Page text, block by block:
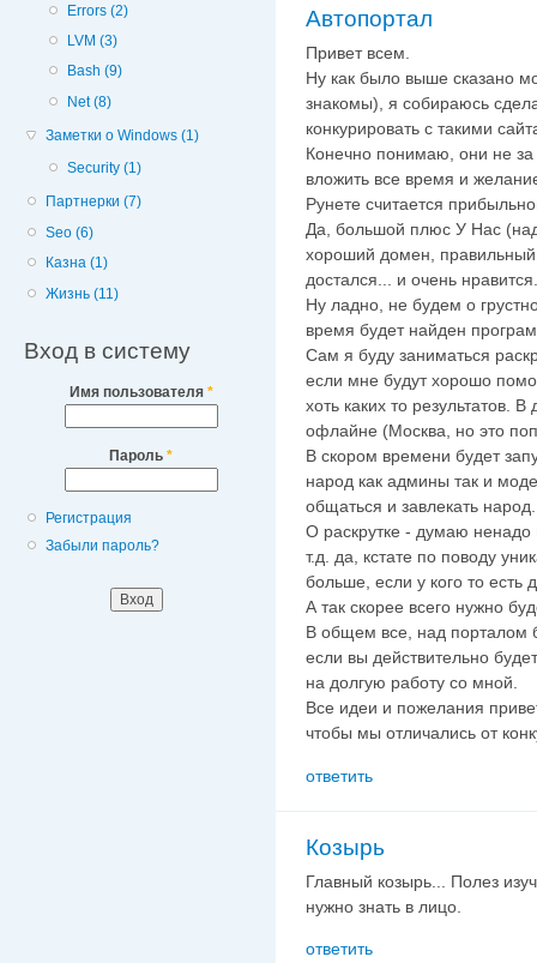
Errors (2)
LVM (3)
Bash (9)
Net (8)
Заметки о Windows (1)
Security (1)
Партнерки (7)
Seo (6)
Казна (1)
Жизнь (11)
Вход в систему
Имя пользователя *
Пароль *
Регистрация
Забыли пароль?
Автопортал
Привет всем.
Ну как было выше сказано
знакомы), я собираюсь
конкурировать с такими
Конечно понимаю, они не
вложить все время и
Рунете считается
Да, большой плюс У Нас
хороший домен, правильный
достался... и очень
Ну ладно, не будем о
время будет найден
Сам я буду заниматься
если мне будут хорошо
хоть каких то результатов.
офлайне (Москва, но это
В скором времени будет
народ как админы так и
общаться и завлекать народ.
О раскрутке - думаю ненадо
т.д. да, кстате по поводу
больше, если у кого то есть
А так скорее всего нужно
В общем все, над порталом
если вы действительно
на долгую работу со мной.
Все идеи и пожелания
чтобы мы отличались от
ответить
Козырь
Главный козырь... Полез
нужно знать в лицо.
ответить